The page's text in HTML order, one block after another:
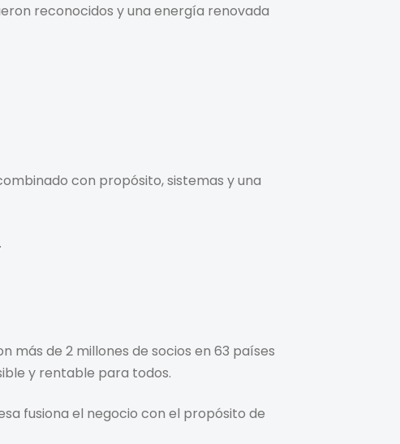
reconocidos y una energía renovada
con propósito, sistemas y una
más de 2 millones de socios en 63 países
y rentable para todos.
fusiona el negocio con el propósito de